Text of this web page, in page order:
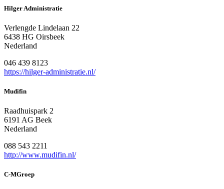
Hilger Administratie
Verlengde Lindelaan 22
6438 HG Oirsbeek
Nederland
046 439 8123
https://hilger-administratie.nl/
Mudifin
Raadhuispark 2
6191 AG Beek
Nederland
088 543 2211
http://www.mudifin.nl/
C-MGroep